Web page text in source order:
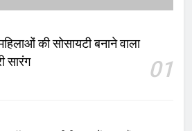
बड़ी राहत! बस कुछ दिन में वापस